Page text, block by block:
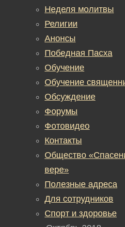
Неделя молитвы
Религии
Анонсы
Победная Пасха
Обучение
Обучение
Обсуждение
Форумы
Фотовидео
Контакты
Общество
вере»
Полезные адреса
Для сотрудников
Спорт и здоровье